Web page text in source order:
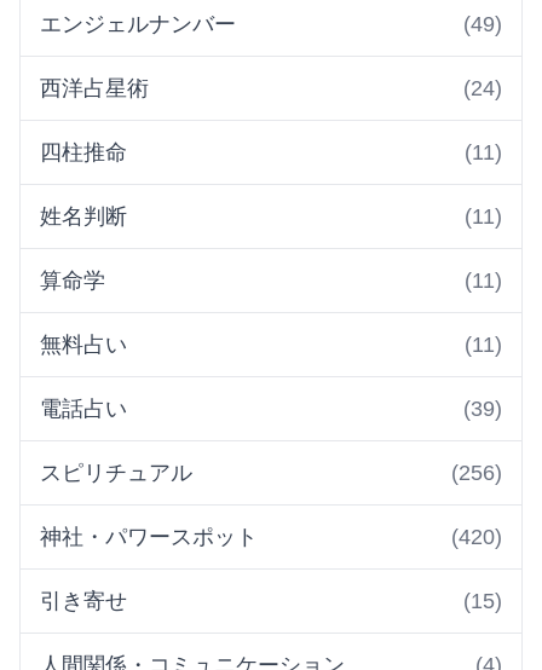
エンジェルナンバー (49)
西洋占星術 (24)
四柱推命 (11)
姓名判断 (11)
算命学 (11)
無料占い (11)
電話占い (39)
スピリチュアル (256)
神社・パワースポット (420)
引き寄せ (15)
人間関係・コミュニケーション (4)